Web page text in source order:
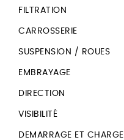
FILTRATION
CARROSSERIE
SUSPENSION / ROUES
EMBRAYAGE
DIRECTION
VISIBILITÉ
DEMARRAGE ET CHARGE